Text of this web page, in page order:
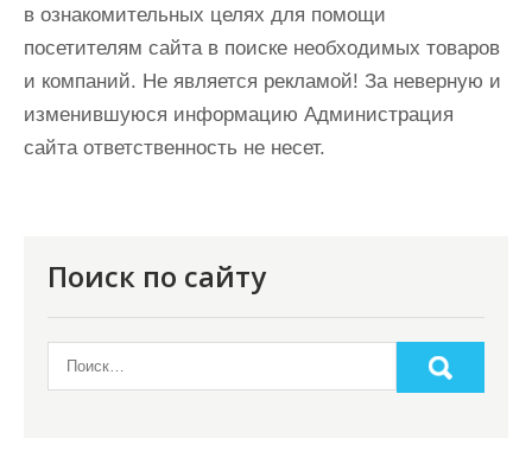
в ознакомительных целях для помощи
посетителям сайта в поиске необходимых товаров
и компаний. Не является рекламой! За неверную и
изменившуюся информацию Администрация
сайта ответственность не несет.
Поиск по сайту